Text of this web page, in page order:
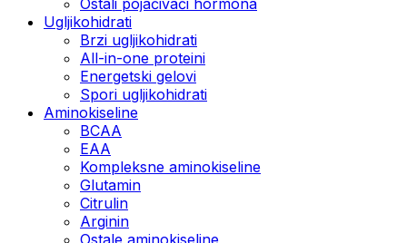
Ugljikohidrati
Brzi ugljikohidrati
All-in-one proteini
Energetski gelovi
Spori ugljikohidrati
Aminokiseline
BCAA
EAA
Kompleksne aminokiseline
Glutamin
Citrulin
Arginin
Ostale aminokiseline